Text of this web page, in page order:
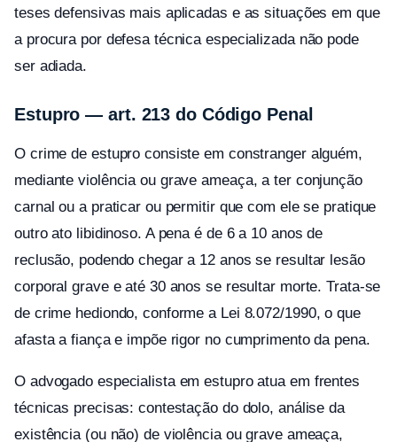
teses defensivas mais aplicadas e as situações em que
a procura por defesa técnica especializada não pode
ser adiada.
Estupro — art. 213 do Código Penal
O crime de estupro consiste em constranger alguém,
mediante violência ou grave ameaça, a ter conjunção
carnal ou a praticar ou permitir que com ele se pratique
outro ato libidinoso. A pena é de 6 a 10 anos de
reclusão, podendo chegar a 12 anos se resultar lesão
corporal grave e até 30 anos se resultar morte. Trata-se
de crime hediondo, conforme a Lei 8.072/1990, o que
afasta a fiança e impõe rigor no cumprimento da pena.
O advogado especialista em estupro atua em frentes
técnicas precisas: contestação do dolo, análise da
existência (ou não) de violência ou grave ameaça,